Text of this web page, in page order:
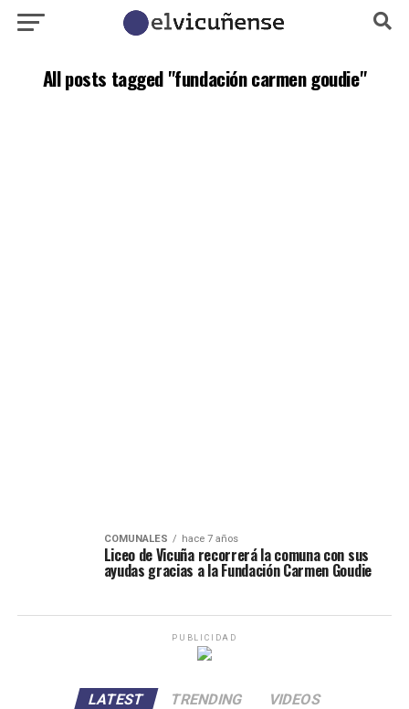
All posts tagged "fundación carmen goudie"
COMUNALES hace 7 años
Liceo de Vicuña recorrerá la comuna con sus
ayudas gracias a la Fundación Carmen Goudie
PUBLICIDAD
LATEST TRENDING VIDEOS